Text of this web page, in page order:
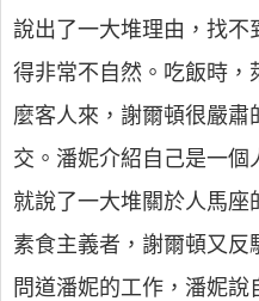
說出了一大堆理由，找不
得非常不自然。吃飯時，
麼客人來，謝爾頓很嚴肅
交。潘妮介紹自己是一個
就說了一大堆關於人馬座
素食主義者，謝爾頓又
問道潘妮的工作，潘妮